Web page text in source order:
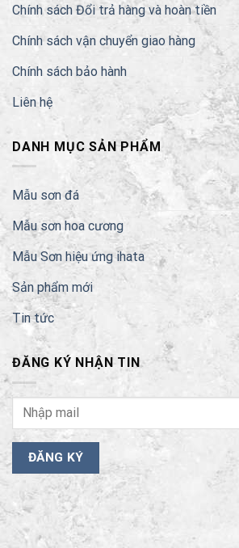
Chính sách Đổi trả hàng và hoàn tiền
Chính sách vận chuyển giao hàng
Chính sách bảo hành
Liên hệ
DANH MỤC SẢN PHẨM
Mẫu sơn đá
Mẫu sơn hoa cương
Mẫu Sơn hiệu ứng ihata
Sản phẩm mới
Tin tức
ĐĂNG KÝ NHẬN TIN